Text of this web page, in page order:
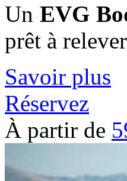
UnEVG
prêt à
Savoir plus
Réservez
À partir de